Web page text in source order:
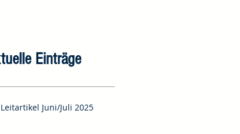
Einträge
Leitartikel Juni/Juli 2025